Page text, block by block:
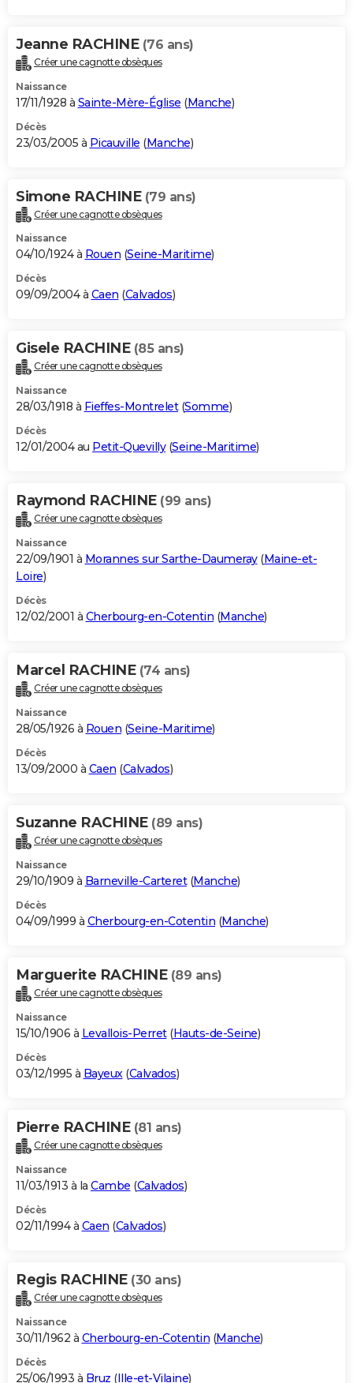
Jeanne RACHINE (76 ans)
Créer une cagnotte obsèques
Naissance
17/11/1928 à Sainte-Mère-Église (Manche)
Décès
23/03/2005 à Picauville (Manche)
Simone RACHINE (79 ans)
Créer une cagnotte obsèques
Naissance
04/10/1924 à Rouen (Seine-Maritime)
Décès
09/09/2004 à Caen (Calvados)
Gisele RACHINE (85 ans)
Créer une cagnotte obsèques
Naissance
28/03/1918 à Fieffes-Montrelet(Somme)
Décès
12/01/2004 au Petit-Quevilly(Seine-Maritime)
Raymond RACHINE (99 ans)
Créer une cagnotte obsèques
Naissance
22/09/1901 à Morannes sur Sarthe-Daumeray(Maine-et-
Loire)
Décès
12/02/2001 à Cherbourg-en-Cotentin (Manche)
Marcel RACHINE (74 ans)
Créer une cagnotte obsèques
Naissance
28/05/1926 à Rouen (Seine-Maritime)
Décès
13/09/2000 à Caen (Calvados)
Suzanne RACHINE (89 ans)
Créer une cagnotte obsèques
Naissance
29/10/1909 à Barneville-Carteret(Manche)
Décès
04/09/1999 à Cherbourg-en-Cotentin (Manche)
Marguerite RACHINE (89 ans)
Créer une cagnotte obsèques
Naissance
15/10/1906 à Levallois-Perret(Hauts-de-Seine)
Décès
03/12/1995 à Bayeux(Calvados)
Pierre RACHINE (81 ans)
Créer une cagnotte obsèques
Naissance
11/03/1913 à la Cambe (Calvados)
Décès
02/11/1994 à Caen (Calvados)
Regis RACHINE (30 ans)
Créer une cagnotte obsèques
Naissance
30/11/1962 à Cherbourg-en-Cotentin (Manche)
Décès
25/06/1993 à Bruz (Ille-et-Vilaine)